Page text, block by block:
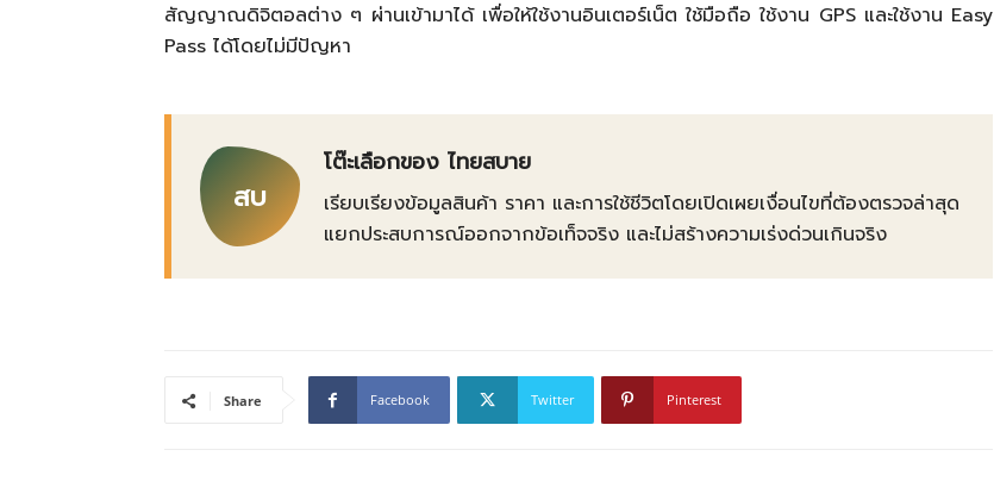
สัญญาณดิจิตอลต่าง ๆ ผ่านเข้ามาได้ เพื่อให้ใช้งานอินเตอร์เน็ต ใช้มือถือ ใช้งาน GPS และใช้งาน Easy
Pass ได้โดยไม่มีปัญหา
สบ
โต๊ะเลือกของ ไทยสบาย
เรียบเรียงข้อมูลสินค้า ราคา และการใช้ชีวิตโดยเปิดเผยเงื่อนไขที่ต้องตรวจล่าสุด
แยกประสบการณ์ออกจากข้อเท็จจริง และไม่สร้างความเร่งด่วนเกินจริง
Share Facebook Twitter Pinterest